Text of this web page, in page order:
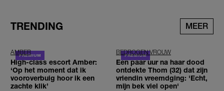
TRENDING MEER
AMBER
High-class escort Amber:
‘Op het moment dat ik
vooroverbuig hoor ik een
zachte klik’
BEDROGEN VROUW
Een paar uur na haar dood
ontdekte Thom (32) dat zijn
vriendin vreemdging: 'Echt,
mijn bek viel open'